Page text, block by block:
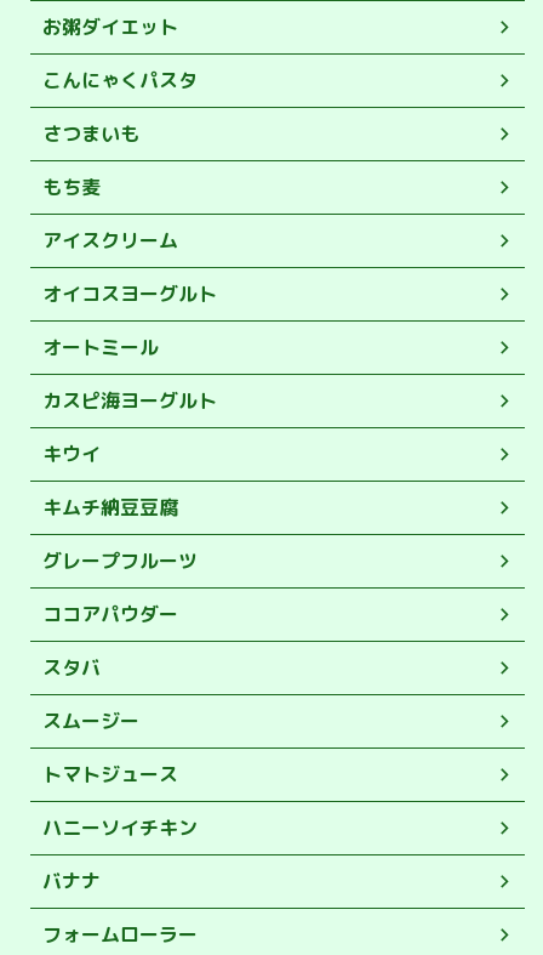
お粥ダイエット
こんにゃくパスタ
さつまいも
もち麦
アイスクリーム
オイコスヨーグルト
オートミール
カスピ海ヨーグルト
キウイ
キムチ納豆豆腐
グレープフルーツ
ココアパウダー
スタバ
スムージー
トマトジュース
ハニーソイチキン
バナナ
フォームローラー